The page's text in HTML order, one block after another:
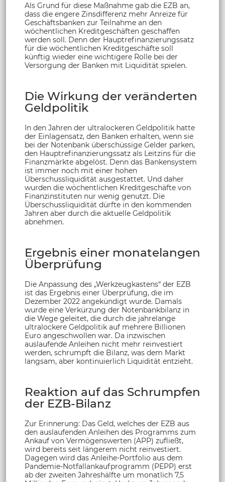
Als Grund für diese Maßnahme gab die EZB an,
dass die engere Zinsdifferenz mehr Anreize für
Geschäftsbanken zur Teilnahme an den
wöchentlichen Kreditgeschäften geschaffen
werden soll. Denn der Hauptrefinanzierungssatz
für die wöchentlichen Kreditgeschäfte soll
künftig wieder eine wichtigere Rolle bei der
Versorgung der Banken mit Liquidität spielen.
Die Wirkung der veränderten
Geldpolitik
In den Jahren der ultralockeren Geldpolitik hatte
der Einlagensatz, den Banken erhalten, wenn sie
bei der Notenbank überschüssige Gelder parken,
den Hauptrefinanzierungssatz als Leitzins für die
Finanzmärkte abgelöst. Denn das Bankensystem
ist immer noch mit einer hohen
Überschussliquidität ausgestattet. Und daher
wurden die wöchentlichen Kreditgeschäfte von
Finanzinstituten nur wenig genutzt. Die
Überschussliquidität dürfte in den kommenden
Jahren aber durch die aktuelle Geldpolitik
abnehmen.
Ergebnis einer monatelangen
Überprüfung
Die Anpassung des „Werkzeugkastens“ der EZB
ist das Ergebnis einer Überprüfung, die im
Dezember 2022 angekündigt wurde. Damals
wurde eine Verkürzung der Notenbankbilanz in
die Wege geleitet, die durch die jahrelange
ultralockere Geldpolitik auf mehrere Billionen
Euro angeschwollen war. Da inzwischen
auslaufende Anleihen nicht mehr reinvestiert
werden, schrumpft die Bilanz, was dem Markt
langsam, aber kontinuierlich Liquidität entzieht.
Reaktion auf das Schrumpfen
der EZB-Bilanz
Zur Erinnerung: Das Geld, welches der EZB aus
den auslaufenden Anleihen des Programms zum
Ankauf von Vermögenswerten (APP) zufließt,
wird bereits seit längerem nicht reinvestiert.
Dagegen wird das Anleihe-Portfolio aus dem
Pandemie-Notfallankaufprogramm (PEPP) erst
ab der zweiten Jahreshälfte um monatlich 7,5